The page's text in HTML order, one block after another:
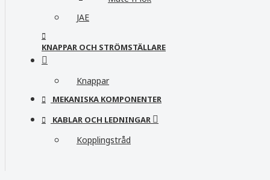
JAE
KNAPPAR OCH STRÖMSTÄLLARE
Knappar
MEKANISKA KOMPONENTER
KABLAR OCH LEDNINGAR
Kopplingstråd